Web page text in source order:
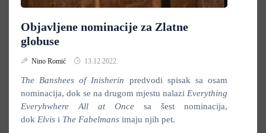
Objavljene nominacije za Zlatne
globuse
Nino Romić 13.12.2022.
The Banshees of Inisherin predvodi spisak sa osam
nominacija, dok se na drugom mjestu nalazi Everything
Everyhwhere All at Once sa šest nominacija,
dok Elvis i The Fabelmans imaju njih pet.